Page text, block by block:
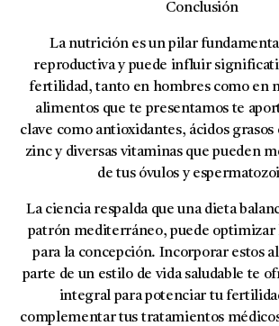
Conclusión
La nutrición es un pilar
reproductiva y puede influir
fertilidad, tanto en hombres como en
alimentos que te presentamos te
clave como antioxidantes, ácidos
zinc y diversas vitaminas que pueden
de tus óvulos y
La ciencia respalda que una dieta
patrón mediterráneo, puede optimizar
para la concepción. Incorporar estos
parte de un estilo de vida saludable te
integral para potenciar tu
complementar tus tratamientos